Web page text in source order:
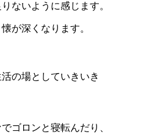
ないように感じます。
が深くなります。
の場としていきいき
ゴロンと寝転んだり、